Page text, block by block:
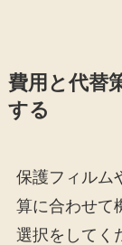
費用と代替
する
保護フィルム
算に合わせて
選択をしてく